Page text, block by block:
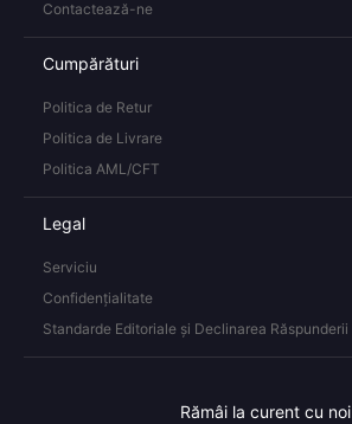
Contactează-ne
Cumpărături
Politica de Retur
Politica de Livrare
Politica AML/CFT
Legal
Serviciu
Confidențialitate
Standarde Editoriale și Declinarea Răspunderii
Rămâi la curent cu noi